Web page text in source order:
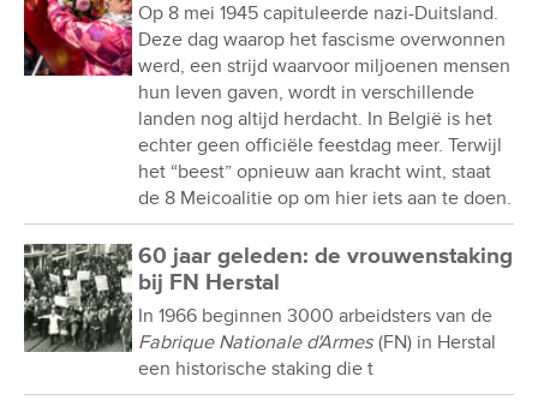
Op 8 mei 1945 capituleerde nazi-Duitsland.
Deze dag waarop het fascisme overwonnen
werd, een strijd waarvoor miljoenen mensen
hun leven gaven, wordt in verschillende
landen nog altijd herdacht. In België is het
echter geen officiële feestdag meer. Terwijl
het “beest” opnieuw aan kracht wint, staat
de 8 Meicoalitie op om hier iets aan te doen.
60 jaar geleden: de vrouwenstaking
bij FN Herstal
In 1966 beginnen 3000 arbeidsters van de
Fabrique Nationale d'Armes (FN) in Herstal
een historische staking die t